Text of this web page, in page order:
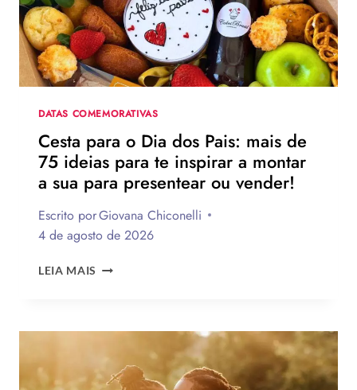
130
FRASES
EMOCIONANTES
PARA
HOMENAGEAR
DATA
DATAS COMEMORATIVAS
Cesta para o Dia dos Pais: mais de
75 ideias para te inspirar a montar
a sua para presentear ou vender!
Escrito porGiovana Chiconelli
4 de agosto de 2026
LEIA MAIS CESTA
DOS
MAIS
DE